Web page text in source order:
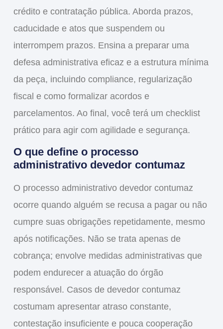
crédito e contratação pública. Aborda prazos,
caducidade e atos que suspendem ou
interrompem prazos. Ensina a preparar uma
defesa administrativa eficaz e a estrutura mínima
da peça, incluindo compliance, regularização
fiscal e como formalizar acordos e
parcelamentos. Ao final, você terá um checklist
prático para agir com agilidade e segurança.
O que define o processo
administrativo devedor contumaz
O processo administrativo devedor contumaz
ocorre quando alguém se recusa a pagar ou não
cumpre suas obrigações repetidamente, mesmo
após notificações. Não se trata apenas de
cobrança; envolve medidas administrativas que
podem endurecer a atuação do órgão
responsável. Casos de devedor contumaz
costumam apresentar atraso constante,
contestação insuficiente e pouca cooperação